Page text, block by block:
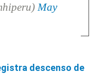
May
descenso de